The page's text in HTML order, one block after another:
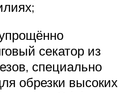
секатор из
специально
обрезки высоких